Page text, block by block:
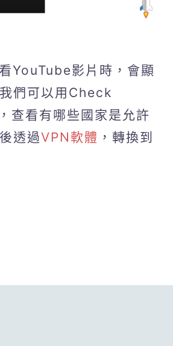
YouTube影片時，會顯
們可以用Check
看有哪些國家是允許
透過VPN軟體 ，轉換到